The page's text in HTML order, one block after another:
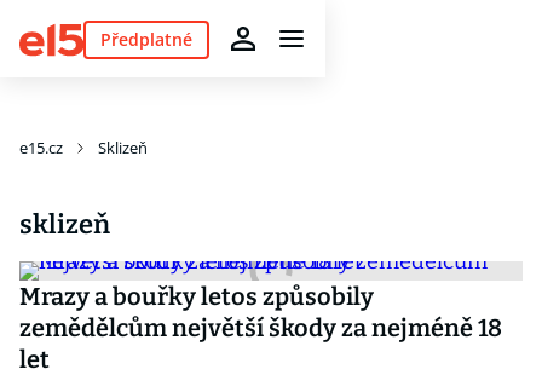
Předplatné
e15.cz Sklizeň
sklizeň
Mrazy a bouřky letos způsobily
zemědělcům největší škody za nejméně 18
let